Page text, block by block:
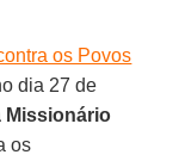
os Povos
dia 27 de
Missionário
os